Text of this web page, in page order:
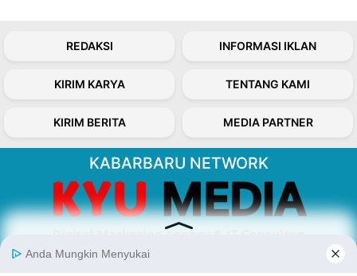
REDAKSI INFORMASI IKLAN
KIRIM KARYA TENTANG KAMI
KIRIM BERITA MEDIA PARTNER
KABARBARU NETWORK
About Our Kabarbaru.co